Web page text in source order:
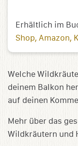
Erhältlich im
Shop Amazon
Welche
deinem Balkon
auf deinen
Mehr über das
Wildkräutern und